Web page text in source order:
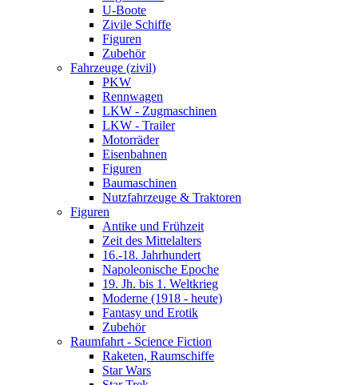
U-Boote
Zivile Schiffe
Figuren
Zubehör
Fahrzeuge (zivil)
PKW
Rennwagen
LKW - Zugmaschinen
LKW - Trailer
Motorräder
Eisenbahnen
Figuren
Baumaschinen
Nutzfahrzeuge & Traktoren
Figuren
Antike und Frühzeit
Zeit des Mittelalters
16.-18. Jahrhundert
Napoleonische Epoche
19. Jh. bis 1. Weltkrieg
Moderne (1918 - heute)
Fantasy und Erotik
Zubehör
Raumfahrt - Science Fiction
Raketen, Raumschiffe
Star Wars